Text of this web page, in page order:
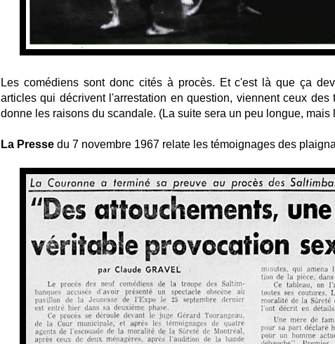
Les comédiens sont donc cités à procès. Et c'est là que ça
articles qui décrivent l'arrestation en question, viennent ceux des
donne les raisons du scandale. (La suite sera un peu longue, mais
La Presse du 7 novembre 1967 relate les témoignages des